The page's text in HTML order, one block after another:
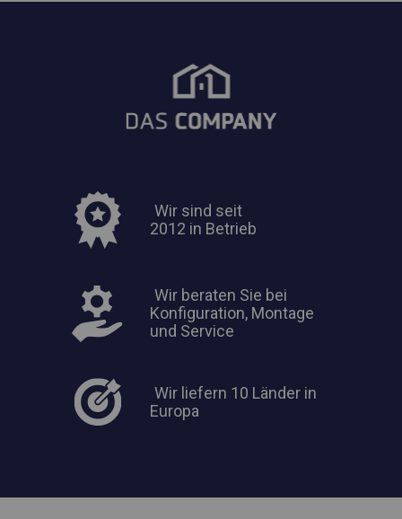
Wir sind seit
2012 in Betrieb
Wir beraten Sie bei
Konfiguration, Montage
und Service
Wir liefern 10 Länder in
Europa